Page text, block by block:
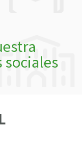
sociales